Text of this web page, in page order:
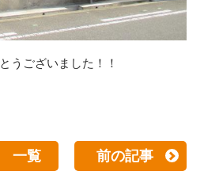
うございました！！
一覧 前の記事